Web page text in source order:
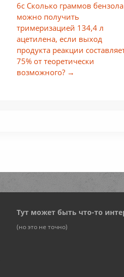
6с Сколько граммов бензола
можно получить
тримеризацией 134,4 л
ацетилена, если выход
продукта реакции
75% от теоретически
возможного? →
Тут может быть что-то
(но это не точно)